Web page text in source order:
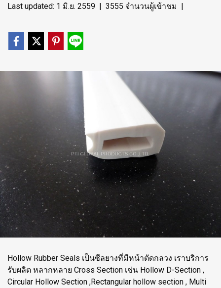
Last updated: 1 มิ.ย. 2559 | 3555 จำนวนผู้เข้าชม |
Hollow Rubber Seals เป็นซีลยางที่มีหน้าตัดกลวง เราบริการ
รับผลิต หลากหลาย Cross Section เช่น Hollow D-Section ,
Circular Hollow Section ,Rectangular hollow section , Multi